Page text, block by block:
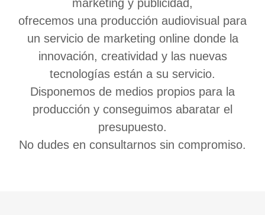
marketing y publicidad,
ofrecemos una producción audiovisual para
un servicio de marketing online donde la
innovación, creatividad y las nuevas
tecnologías están a su servicio.
Disponemos de medios propios para la
producción y conseguimos abaratar el
presupuesto.
No dudes en consultarnos sin compromiso.